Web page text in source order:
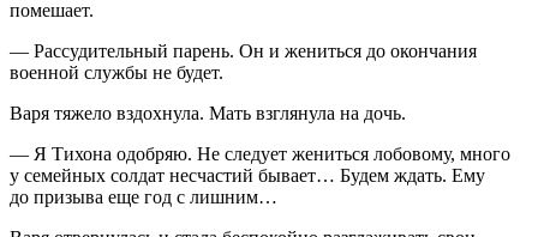
помешает.
— Рассудительный парень. Он и жениться до окончания
военной службы не будет.
Варя тяжело вздохнула. Мать взглянула на дочь.
— Я Тихона одобряю. Не следует жениться лобовому, много
у семейных солдат несчастий бывает… Будем ждать. Ему
до призыва еще год с лишним…